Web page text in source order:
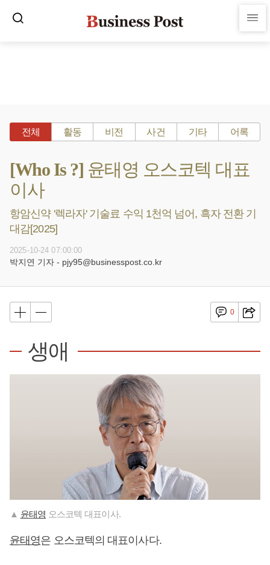
전체 활동 비전 사건 기타 어록
[Who Is ?] 윤태영 오스코텍 대표
이사
항암신약 '렉라자' 기술료 수익 1천억 넘어, 흑자 전환 기
대감[2025]
2025-10-24 07:00:00
박지연 기자 - pjy95@businesspost.co.kr
0
생애
▲ 윤태영 오스코텍 대표이사.
윤태영은 오스코텍의 대표이사다.